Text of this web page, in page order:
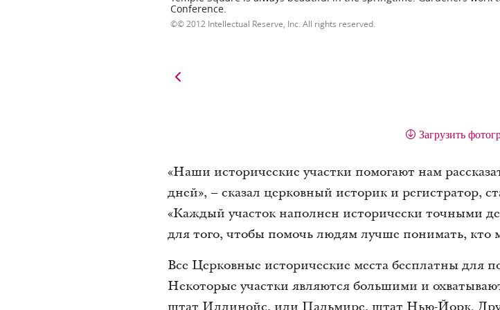
Conference.
© 2012 Intellectual Reserve, Inc. All rights reserved.
Загрузить
«Наши исторические участки помогают нам
дней», – сказал церковный историк и
«Каждый участок наполнен исторически точными
для того, чтобы помочь людям лучше понимать, кто
Все Церковные исторические места бесплатны для
Некоторые участки являются большими и